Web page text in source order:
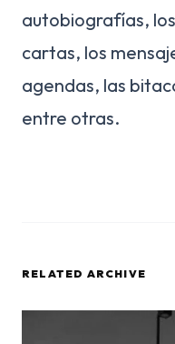
autobiografías,
cartas, los
agendas, las
entre otras.
RELATED ARCHIVE